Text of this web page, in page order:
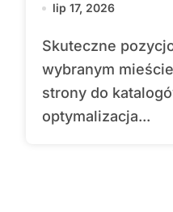
lip 17, 2026
Skuteczne pozycjonowanie firmy w
wybranym
strony do
optymalizacja...